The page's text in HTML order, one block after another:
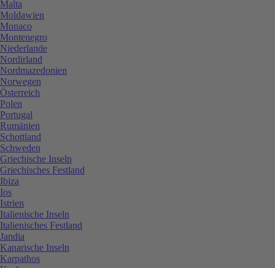
Malta
Moldawien
Monaco
Montenegro
Niederlande
Nordirland
Nordmazedonien
Norwegen
Österreich
Polen
Portugal
Rumänien
Schottland
Schweden
Griechische Inseln
Griechisches Festland
Ibiza
Ios
Istrien
Italienische Inseln
Italienisches Festland
Jandia
Kanarische Inseln
Karpathos